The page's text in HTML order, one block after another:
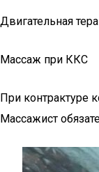
Двигательная
Массаж при ККС
При контрактуре
Массажист